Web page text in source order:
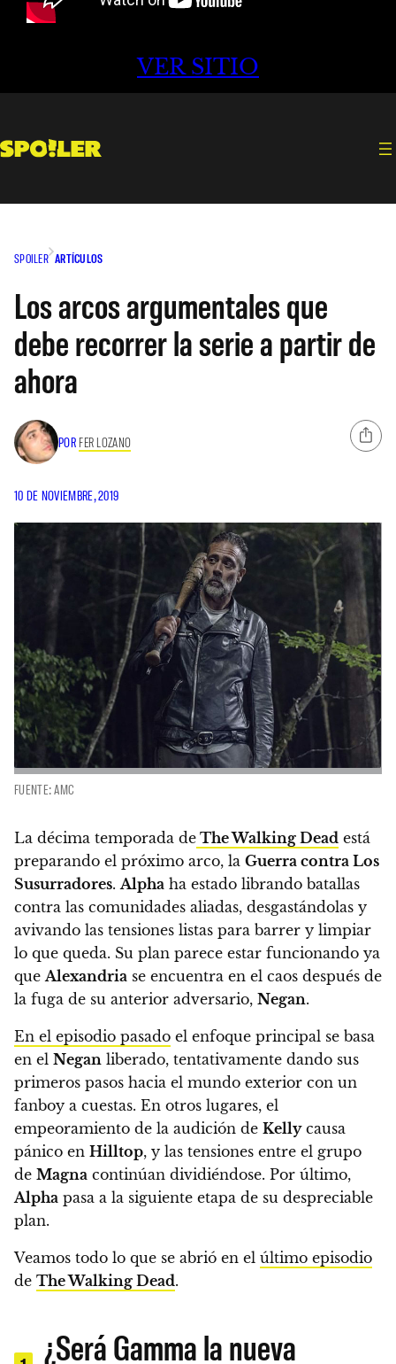
VER SITIO
SPOILER ARTÍCULOS
Los arcos argumentales que
debe recorrer la serie a partir de
ahora
POR FER LOZANO
10 DE NOVIEMBRE, 2019
FUENTE: AMC
La décima temporada de The Walking Dead está
preparando el próximo arco, la Guerra contra Los
Susurradores. Alpha ha estado librando batallas
contra las comunidades aliadas, desgastándolas y
avivando las tensiones listas para barrer y limpiar
lo que queda. Su plan parece estar funcionando ya
que Alexandria se encuentra en el caos después de
la fuga de su anterior adversario, Negan.
En el episodio pasado el enfoque principal se basa
en el Negan liberado, tentativamente dando sus
primeros pasos hacia el mundo exterior con un
fanboy a cuestas. En otros lugares, el
empeoramiento de la audición de Kellycausa
pánico en Hilltop, y las tensiones entre el grupo
de Magna continúan dividiéndose. Por último,
Alpha pasa a la siguiente etapa de su despreciable
plan.
Veamos todo lo que se abrió en el último episodio
de The Walking Dead.
¿Será Gamma la nueva